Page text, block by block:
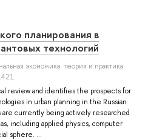
планирования в
технологий
экономика: теория и практика
review and identifies the prospects for
in urban planning in the Russian
currently being actively researched
including applied physics, computer
sphere. ...